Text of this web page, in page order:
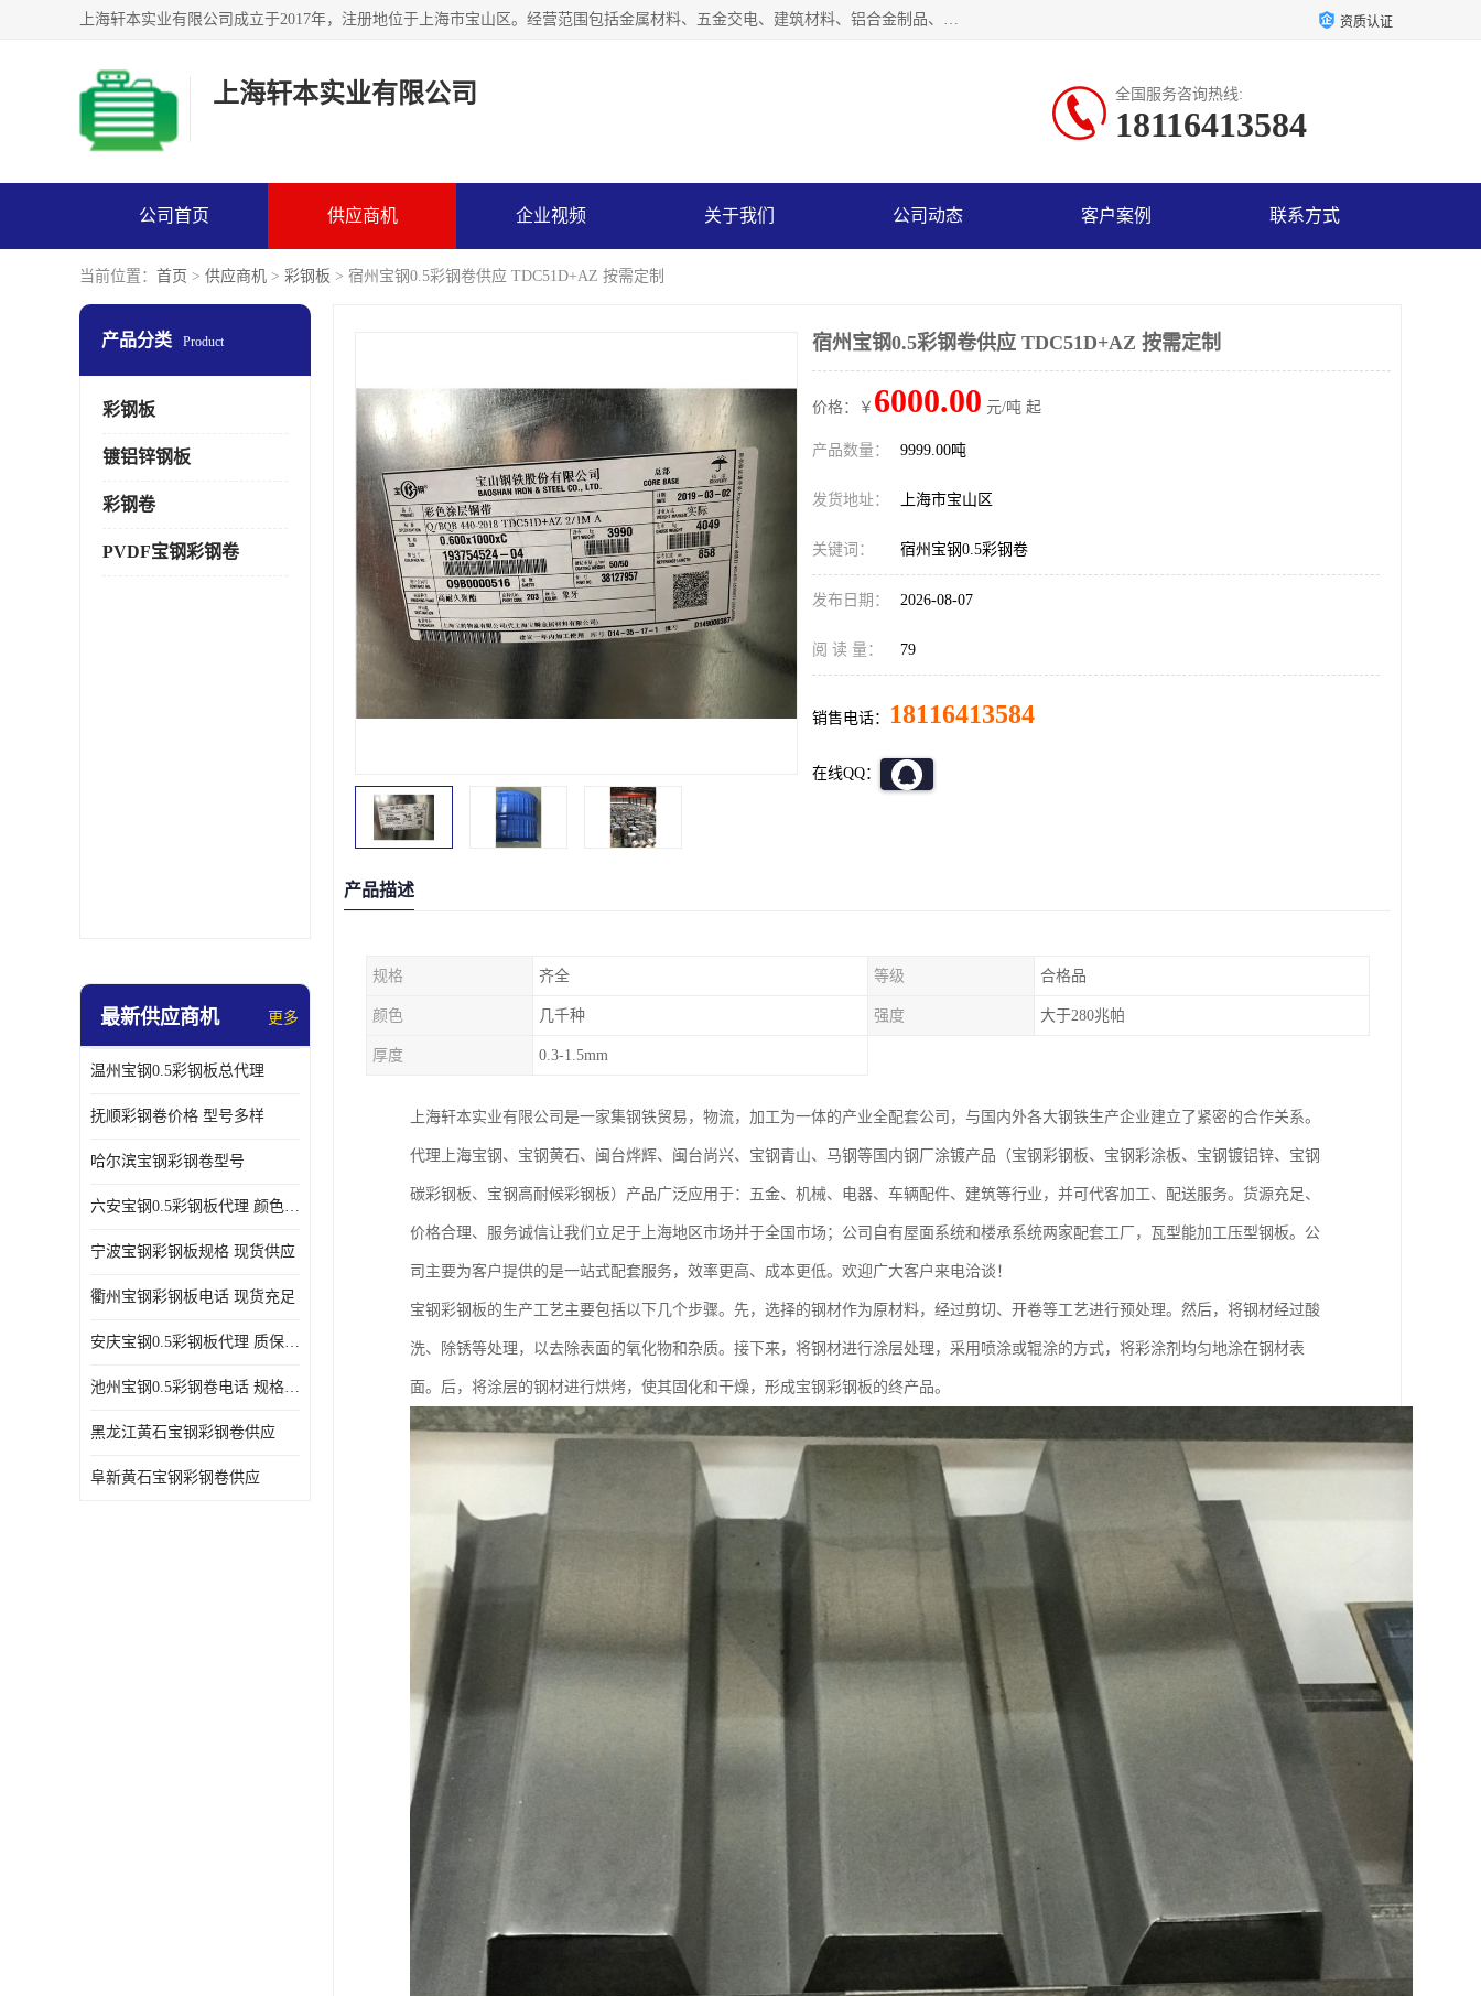
上海轩本实业有限公司成立于2017年，注册地位于上海市宝山区。经营范围包括金属材料、五金交电、建筑材料、铝合金制品、机械设备、电线电缆、装潢材料等；公司主营产品：宝钢彩钢板、宝钢彩钢卷、宝钢彩涂板、宝钢彩涂卷、宝钢高耐候彩钢板，宝钢氟碳彩钢板。是一家集钢铁贸易，物流、加工为一体的产业全配套公司。 资质认证
上海轩本实业有限公司 全国服务咨询热线:
18116413584
公司首页 供应商机 企业视频 关于我们 公司动态 客户案例 联系方式
当前位置： 首页 > 供应商机 > 彩钢板 > 宿州宝钢0.5彩钢卷供应 TDC51D+AZ 按需定制
产品分类 Product
彩钢板
镀铝锌钢板
彩钢卷
PVDF宝钢彩钢卷
最新供应商机 更多
温州宝钢0.5彩钢板总代理
抚顺彩钢卷价格 型号多样
哈尔滨宝钢彩钢卷型号
六安宝钢0.5彩钢板代理 颜色定制
宁波宝钢彩钢板规格 现货供应
衢州宝钢彩钢板电话 现货充足
安庆宝钢0.5彩钢板代理 质保十年起
池州宝钢0.5彩钢卷电话 规格多样
黑龙江黄石宝钢彩钢卷供应
阜新黄石宝钢彩钢卷供应
宿州宝钢0.5彩钢卷供应 TDC51D+AZ 按需定制
价格：￥ 6000.00 元/吨 起
产品数量： 9999.00吨
发货地址： 上海市宝山区
关键词： 宿州宝钢0.5彩钢卷
发布日期： 2026-08-07
阅 读 量： 79
销售电话： 18116413584
在线QQ：
产品描述
规格 齐全 等级 合格品
颜色 几千种 强度 大于280兆帕
厚度 0.3-1.5mm
上海轩本实业有限公司是一家集钢铁贸易，物流，加工为一体的产业全配套公司，与国内外各大钢铁生产企业建立了紧密的合作关系。
代理上海宝钢、宝钢黄石、闽台烨辉、闽台尚兴、宝钢青山、马钢等国内钢厂涂镀产品（宝钢彩钢板、宝钢彩涂板、宝钢镀铝锌、宝钢
碳彩钢板、宝钢高耐候彩钢板）产品广泛应用于：五金、机械、电器、车辆配件、建筑等行业，并可代客加工、配送服务。货源充足、
价格合理、服务诚信让我们立足于上海地区市场并于全国市场；公司自有屋面系统和楼承系统两家配套工厂，瓦型能加工压型钢板。公
司主要为客户提供的是一站式配套服务，效率更高、成本更低。欢迎广大客户来电洽谈！
宝钢彩钢板的生产工艺主要包括以下几个步骤。先，选择的钢材作为原材料，经过剪切、开卷等工艺进行预处理。然后，将钢材经过酸
洗、除锈等处理，以去除表面的氧化物和杂质。接下来，将钢材进行涂层处理，采用喷涂或辊涂的方式，将彩涂剂均匀地涂在钢材表
面。后，将涂层的钢材进行烘烤，使其固化和干燥，形成宝钢彩钢板的终产品。